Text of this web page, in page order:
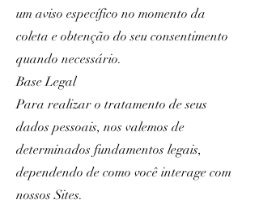
um aviso específico no momento da
coleta e obtenção do seu consentimento
quando necessário.
Base Legal
Para realizar o tratamento de seus
dados pessoais, nos valemos de
determinados fundamentos legais,
dependendo de como você interage com
nossos Sites.